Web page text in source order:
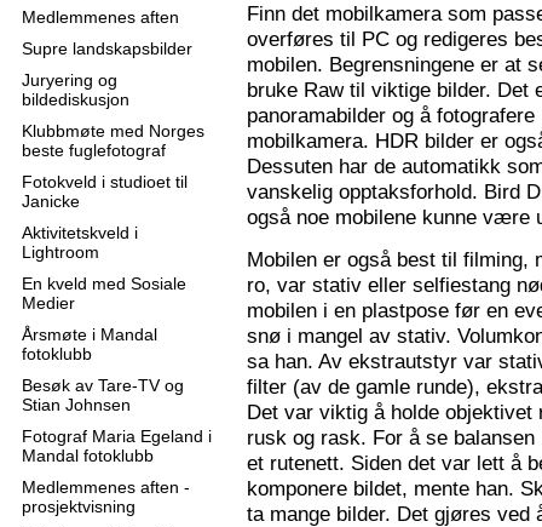
Medlemmenes aften
Supre landskapsbilder
Juryering og
bildediskusjon
Klubbmøte med Norges
beste fuglefotograf
Fotokveld i studioet til
Janicke
Aktivitetskveld i
Lightroom
En kveld med Sosiale
Medier
Årsmøte i Mandal
fotoklubb
Besøk av Tare-TV og
Stian Johnsen
Fotograf Maria Egeland i
Mandal fotoklubb
Medlemmenes aften -
prosjektvisning
Finn det mobilkamera som
overføres til PC og redigeres
mobilen. Begrensningene er at
bruke Raw til viktige bilder. Det
panoramabilder og å
mobilkamera. HDR bilder er
Dessuten har de automatikk
vanskelig opptaksforhold. Bird
også noe mobilene kunne være
Mobilen er også best til filming,
ro, var stativ eller selfiestang
mobilen i en plastpose før en
snø i mangel av stativ.
sa han. Av ekstrautstyr var
filter (av de gamle runde),
Det var viktig å holde
rusk og rask. For å se
et rutenett. Siden det var lett å
komponere bildet, mente han.
ta mange bilder. Det gjøres ved